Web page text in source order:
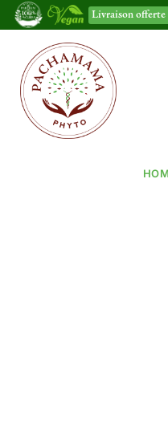
Livraison offerte